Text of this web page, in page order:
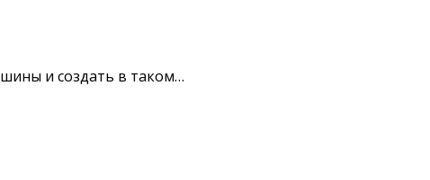
и создать в таком…